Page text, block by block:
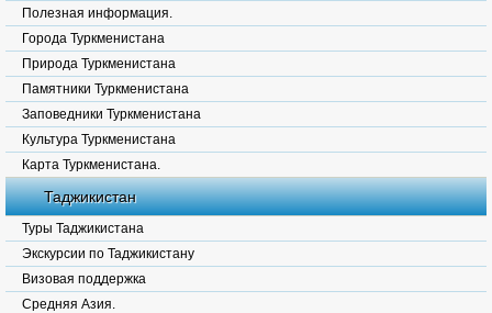
Полезная информация.
Города Туркменистана
Природа Туркменистана
Памятники Туркменистана
Заповедники Туркменистана
Культура Туркменистана
Карта Туркменистана.
Таджикистан
Туры Таджикистана
Экскурсии по Таджикистану
Визовая поддержка
Средняя Азия.